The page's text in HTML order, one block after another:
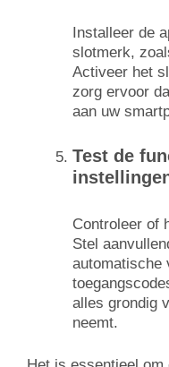
Installeer de
slotmerk,
Activeer het
zorg ervoor
aan uw
Test de
Controleer of
Stel
automatische
alles grondig
neemt.